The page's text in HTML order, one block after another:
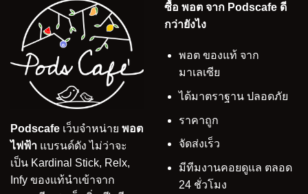
Podscafe เว็บจำหน่าย พอต
ไฟฟ้า แบรนด์ดัง ไม่ว่าจะ
เป็น Kardinal Stick, Relx,
Infy ของแท้นำเข้าจาก
ซื้อ พอต จาก Podscafe ดี
กว่ายังไง
พอต ของแท้ จาก
มาเลเซีย
ได้มาตราฐาน ปลอดภัย
ราคาถูก
จัดส่งเร็ว
มีทีมงานคอยดูแล ตลอด
24 ชั่วโมง